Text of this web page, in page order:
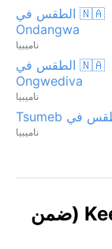
🇳🇦 الطقس في
Ondangwa
ناميبيا
🇳🇦 الطقس في
Ongwediva
ناميبيا
ناميبيا
مدن قريبة من Keetmanshoop (ضمن